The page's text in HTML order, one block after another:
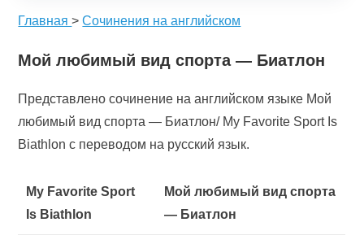
Главная>Сочинения на английском
Мой любимый вид спорта — Биатлон
Представлено сочинение на английском языке Мой
любимый вид спорта — Биатлон/ My Favorite Sport Is
Biathlon с переводом на русский язык.
My Favorite Sport
Is Biathlon
Мой любимый вид спорта
— Биатлон